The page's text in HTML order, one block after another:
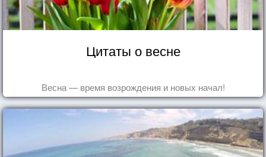
Цитаты о весне
Весна — время возрождения и новых начал!